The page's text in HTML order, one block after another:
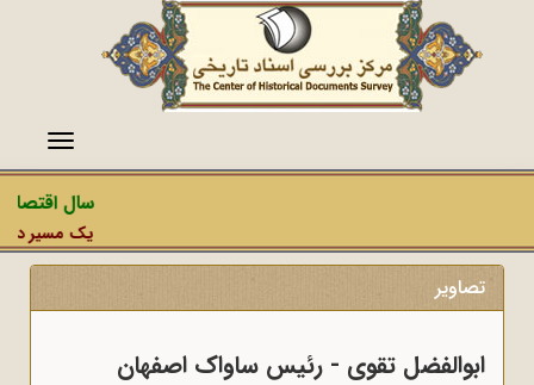
منو
سال
یک مسیر
تصاویر
ابوالفضل تقوی - رئیس ساواک اصفهان